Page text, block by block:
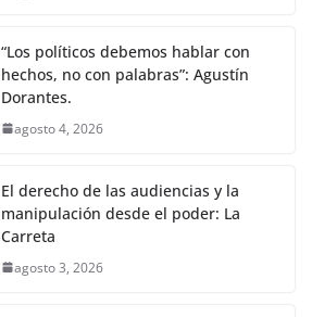
“Los políticos debemos hablar con
hechos, no con palabras”: Agustín
Dorantes.
agosto 4, 2026
El derecho de las audiencias y la
manipulación desde el poder: La
Carreta
agosto 3, 2026